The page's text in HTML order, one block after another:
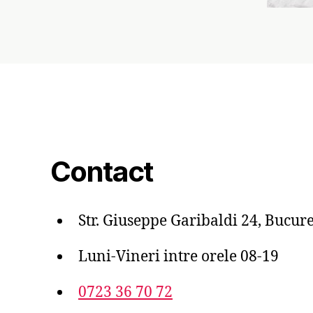
Contact
Str. Giuseppe Garibaldi 24,
Luni-Vineri intre orele 08-19
0723 36 70 72